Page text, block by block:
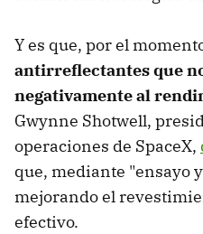
Y es que, por el
antirreflectantes que
negativamente al
Gwynne Shotwell,
operaciones de SpaceX,
que, mediante "ensayo
mejorando el
efectivo.